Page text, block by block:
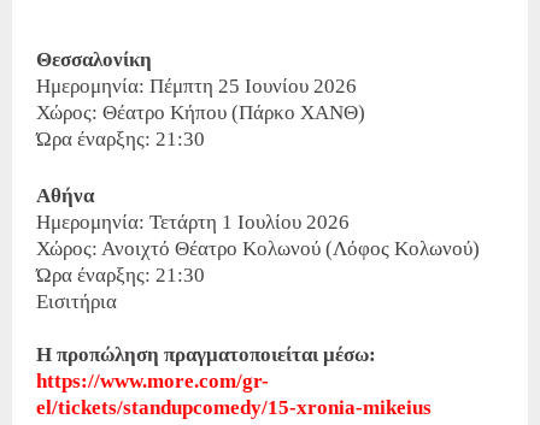
Θεσσαλονίκη
Ημερομηνία: Πέμπτη 25 Ιουνίου 2026
Χώρος: Θέατρο Κήπου (Πάρκο ΧΑΝΘ)
Ώρα έναρξης: 21:30
Αθήνα
Ημερομηνία: Τετάρτη 1 Ιουλίου 2026
Χώρος: Ανοιχτό Θέατρο Κολωνού (Λόφος Κολωνού)
Ώρα έναρξης: 21:30
Εισιτήρια
Η προπώληση πραγματοποιείται μέσω:
https://www.more.com/gr-
el/tickets/standupcomedy/15-xronia-mikeius